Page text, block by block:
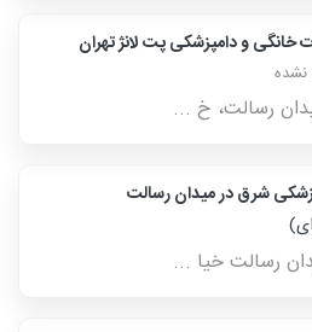
خانگی و دامپزشکی پت لانژ تهران
نشده
رسالت، خ ...
شرق در میدان رسالت
رسالت خیا ...